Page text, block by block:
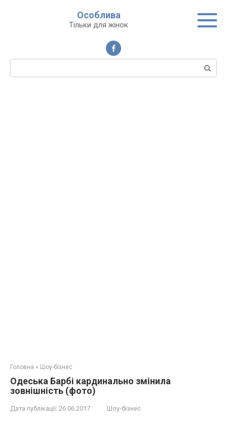
Особлива
Тільки для жінок
Пошук:
Головна » Шоу-бізнес
Одеська Барбі кардинально змінила
зовнішність (фото)
Дата публікації: 26.06.2017 Шоу-бізнес